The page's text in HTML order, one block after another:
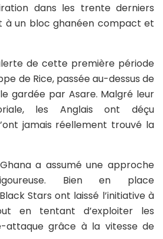
dans les trente derniers
à un bloc ghanéen compact et
de cette première période
de Rice, passée au-dessus de
gardée par Asare. Malgré leur
les Anglais ont déçu
jamais réellement trouvé la
a assumé une approche
Bien en place
Stars ont laissé l’initiative à
en tentant d’exploiter les
attaque grâce à la vitesse de